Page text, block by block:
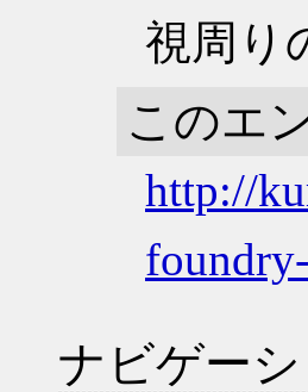
視周り
このエ
http://
ナビゲー